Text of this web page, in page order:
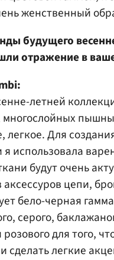
женственный
будущего
отражение в
летней
легкое. Для
я использовала
будут очень
аксессуров цепи,
бело-черная
серого,
розового для того,
сделать легкие